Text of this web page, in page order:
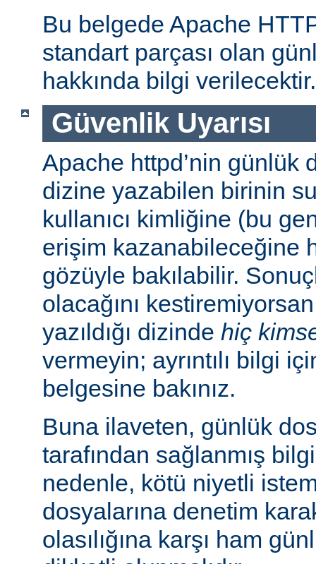
Bu belgede Apache
standart parçası olan
hakkında bilgi verilecektir.
Güvenlik Uyarısı
Apache httpd’nin günlük
dizine yazabilen birinin
kullanıcı kimliğine (bu
erişim kazanabileceğine
gözüyle bakılabilir.
olacağını
yazıldığı dizinde hiç
vermeyin; ayrıntılı bilgi
belgesine bakınız.
Buna ilaveten, günlük
tarafından sağlanmış
nedenle, kötü niyetli
dosyalarına denetim
olasılığına karşı ham